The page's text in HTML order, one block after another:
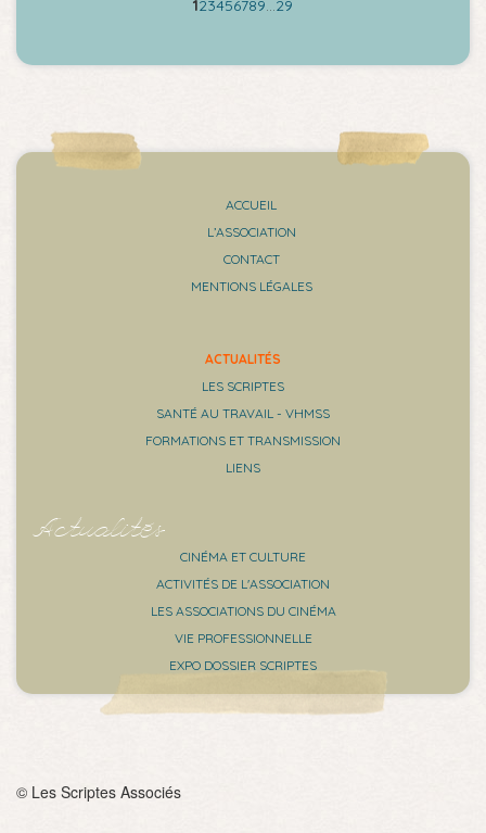
123456789…29
ACCUEIL
L’ASSOCIATION
CONTACT
MENTIONS LÉGALES
ACTUALITÉS
LES SCRIPTES
SANTÉ AU TRAVAIL - VHMSS
FORMATIONS ET TRANSMISSION
LIENS
Actualités
CINÉMA ET CULTURE
ACTIVITÉS DE L'ASSOCIATION
LES ASSOCIATIONS DU CINÉMA
VIE PROFESSIONNELLE
EXPO DOSSIER SCRIPTES
© Les Scriptes Associés